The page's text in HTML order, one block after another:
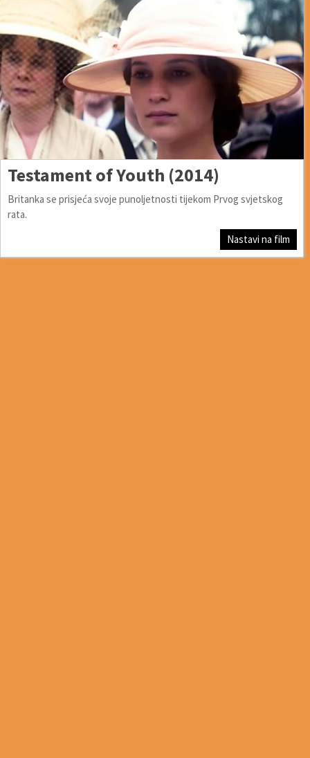
Testament of Youth (2014)
Britanka se prisjeća svoje punoljetnosti tijekom Prvog svjetskog
rata.
Nastavi na film